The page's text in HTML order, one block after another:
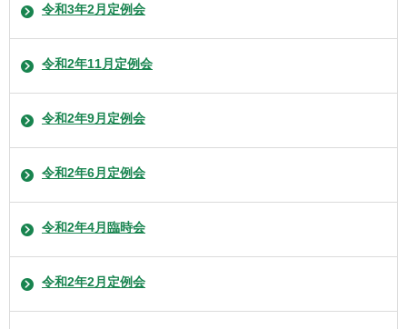
令和3年2月定例会
令和2年11月定例会
令和2年9月定例会
令和2年6月定例会
令和2年4月臨時会
令和2年2月定例会